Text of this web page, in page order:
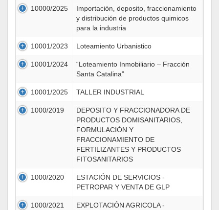
10000/2025
Importación, deposito, fraccionamiento
y distribución de productos quimicos
para la industria
10001/2023 Loteamiento Urbanistico
10001/2024
“Loteamiento Inmobiliario – Fracción
Santa Catalina”
10001/2025 TALLER INDUSTRIAL
1000/2019
DEPOSITO Y FRACCIONADORA DE
PRODUCTOS DOMISANITARIOS,
FORMULACIÓN Y
FRACCIONAMIENTO DE
FERTILIZANTES Y PRODUCTOS
FITOSANITARIOS
1000/2020
ESTACIÓN DE SERVICIOS -
PETROPAR Y VENTA DE GLP
1000/2021
EXPLOTACIÓN AGRICOLA -